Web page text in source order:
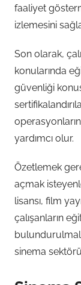
faaliyet
izlemesini
Son olarak,
konularında
güvenliği
yardımcı olur.
Özetlemek
açmak
lisansı, film
çalışanların
sinema